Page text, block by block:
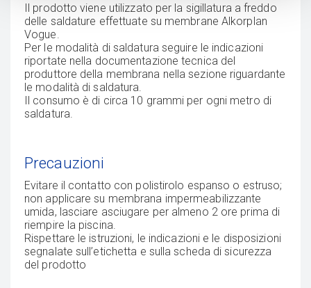
Il prodotto viene utilizzato per la sigillatura a freddo
delle saldature effettuate su membrane Alkorplan
Vogue.
Per le modalità di saldatura seguire le indicazioni
riportate nella documentazione tecnica del
produttore della membrana nella sezione riguardante
le modalità di saldatura.
Il consumo è di circa 10 grammi per ogni metro di
saldatura.
Precauzioni
Evitare il contatto con polistirolo espanso o estruso;
non applicare su membrana impermeabilizzante
umida, lasciare asciugare per almeno 2 ore prima di
riempire la piscina.
Rispettare le istruzioni, le indicazioni e le disposizioni
segnalate sull’etichetta e sulla scheda di sicurezza
del prodotto